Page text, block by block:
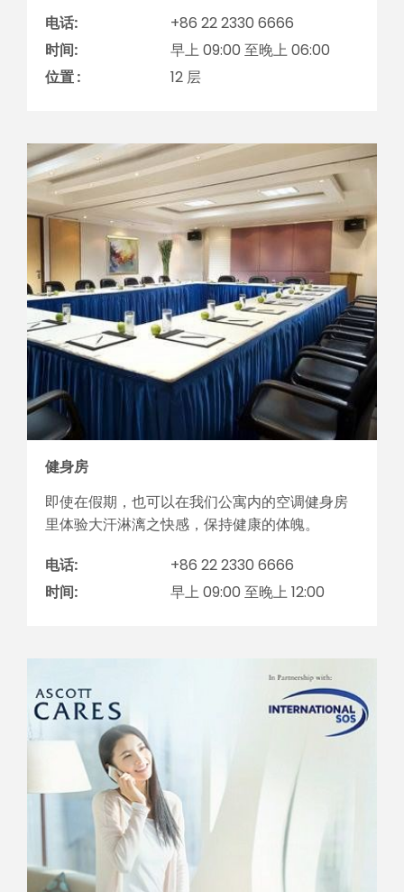
电话:
+86 22 2330 6666
时间:
早上 09:00 至晚上 06:00
位置 :
12 层
健身房
即使在假期，也可以在我们公寓内的空调健身房
里体验大汗淋漓之快感，保持健康的体魄。
电话:
+86 22 2330 6666
时间:
早上 09:00 至晚上 12:00